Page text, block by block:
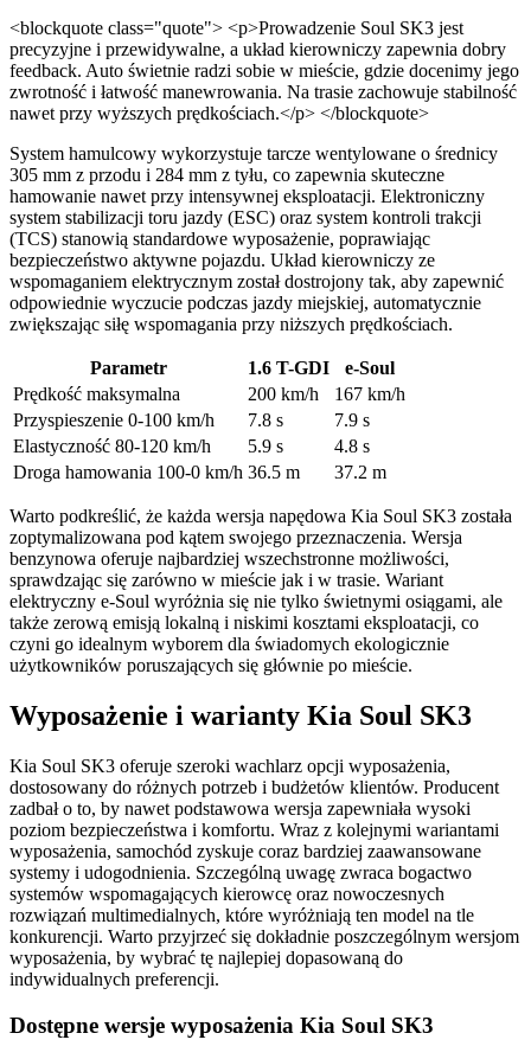
<blockquote class="quote"> <p>Prowadzenie Soul SK3 jest
precyzyjne i przewidywalne, a układ kierowniczy zapewnia dobry
feedback. Auto świetnie radzi sobie w mieście, gdzie docenimy jego
zwrotność i łatwość manewrowania. Na trasie zachowuje stabilność
nawet przy wyższych prędkościach.</p> </blockquote>
System hamulcowy wykorzystuje tarcze wentylowane o średnicy
305 mm z przodu i 284 mm z tyłu, co zapewnia skuteczne
hamowanie nawet przy intensywnej eksploatacji. Elektroniczny
system stabilizacji toru jazdy (ESC) oraz system kontroli trakcji
(TCS) stanowią standardowe wyposażenie, poprawiając
bezpieczeństwo aktywne pojazdu. Układ kierowniczy ze
wspomaganiem elektrycznym został dostrojony tak, aby zapewnić
odpowiednie wyczucie podczas jazdy miejskiej, automatycznie
zwiększając siłę wspomagania przy niższych prędkościach.
Parametr 1.6 T-GDI
e-Soul
Prędkość maksymalna
200 km/h
167 km/h
Przyspieszenie 0-100 km/h
7.8 s
7.9 s
Elastyczność 80-120 km/h
5.9 s
4.8 s
Droga hamowania 100-0 km/h 36.5 m 37.2 m
Warto podkreślić, że każda wersja napędowa Kia Soul SK3 została
zoptymalizowana pod kątem swojego przeznaczenia. Wersja
benzynowa oferuje najbardziej wszechstronne możliwości,
sprawdzając się zarówno w mieście jak i w trasie. Wariant
elektryczny e-Soul wyróżnia się nie tylko świetnymi osiągami, ale
także zerową emisją lokalną i niskimi kosztami eksploatacji, co
czyni go idealnym wyborem dla świadomych ekologicznie
użytkowników poruszających się głównie po mieście.
Wyposażenie i warianty Kia Soul SK3
Kia Soul SK3 oferuje szeroki wachlarz opcji wyposażenia,
dostosowany do różnych potrzeb i budżetów klientów. Producent
zadbał o to, by nawet podstawowa wersja zapewniała wysoki
poziom bezpieczeństwa i komfortu. Wraz z kolejnymi wariantami
wyposażenia, samochód zyskuje coraz bardziej zaawansowane
systemy i udogodnienia. Szczególną uwagę zwraca bogactwo
systemów wspomagających kierowcę oraz nowoczesnych
rozwiązań multimedialnych, które wyróżniają ten model na tle
konkurencji. Warto przyjrzeć się dokładnie poszczególnym wersjom
wyposażenia, by wybrać tę najlepiej dopasowaną do
indywidualnych preferencji.
Dostępne wersje wyposażenia Kia Soul SK3